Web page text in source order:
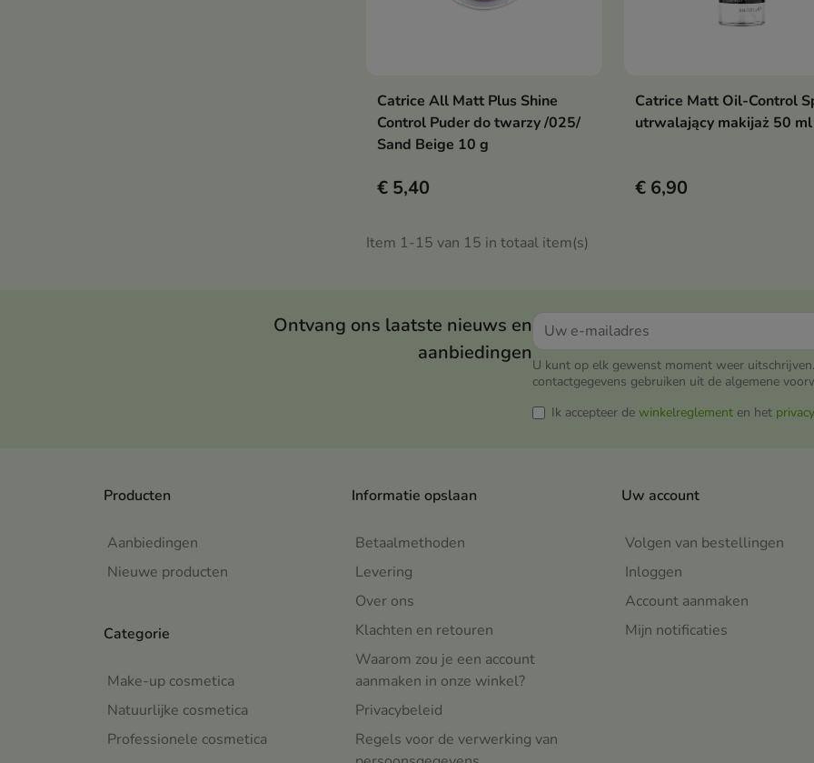
Bekijk details
Catrice All Matt Plus Shine
Control Puder do twarzy /025/
Sand Beige 10 g
€ 5,40
Bekijk details
Catrice Matt Oil-Control
utrwalający makijaż 50 ml
€ 6,90
Item 1-15 van 15 in totaal item(s)
Ontvang ons laatste nieuws en
aanbiedingen
U kunt op elk gewenst moment weer
contactgegevens gebruiken uit de algemene
Ik accepteer de winkelreglement en het
Producten
Aanbiedingen
Nieuwe producten
Informatie opslaan
Betaalmethoden
Levering
Over ons
Klachten en retouren
Waarom zou je een account
aanmaken in onze winkel?
Privacybeleid
Regels voor de verwerking van
Categorie
Make-up cosmetica
Natuurlijke cosmetica
Professionele cosmetica
Uw account
Volgen van bestellingen
Inloggen
Account aanmaken
Mijn notificaties